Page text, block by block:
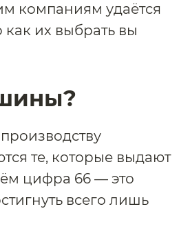
компаниям удаётся
их выбрать вы
те, которые выдают
цифра 66 — это
всего лишь